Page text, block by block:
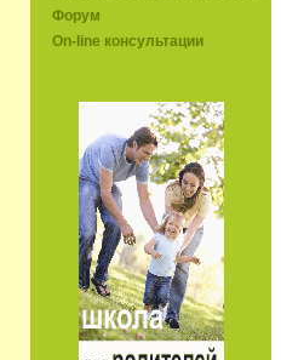
Форум
On-line консультации